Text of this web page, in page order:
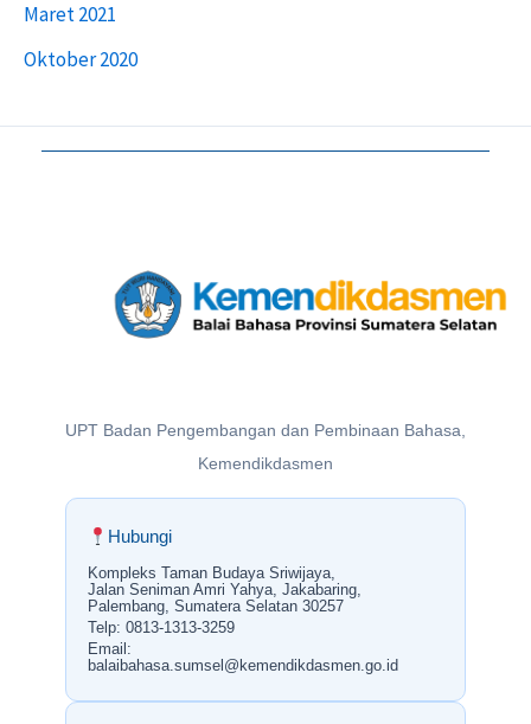
Maret 2021
Oktober 2020
UPT Badan Pengembangan dan Pembinaan Bahasa,
Kemendikdasmen
Hubungi
Kompleks Taman Budaya Sriwijaya,
Jalan Seniman Amri Yahya, Jakabaring,
Palembang, Sumatera Selatan 30257
Telp: 0813-1313-3259
Email:
balaibahasa.sumsel@kemendikdasmen.go.id